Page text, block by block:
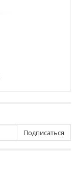
Подписаться